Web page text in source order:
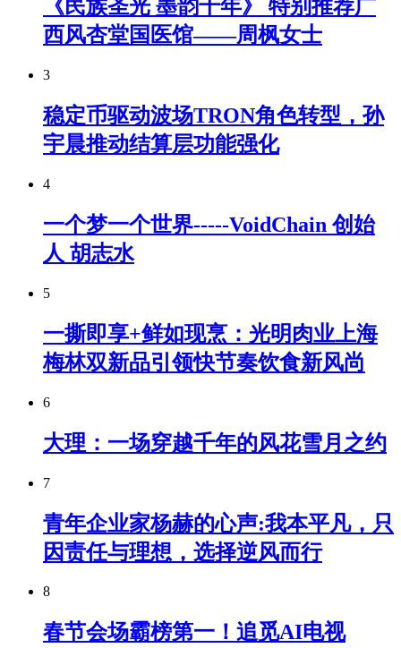
《民族圣光 墨韵千年》 特别推荐广
西风杏堂国医馆——周枫女士
3
稳定币驱动波场TRON角色转型，孙
宇晨推动结算层功能强化
4
一个梦一个世界-----VoidChain 创始
人 胡志水
5
一撕即享+鲜如现烹：光明肉业上海
梅林双新品引领快节奏饮食新风尚
6
大理：一场穿越千年的风花雪月之约
7
青年企业家杨赫的心声:我本平凡，只
因责任与理想，选择逆风而行
8
春节会场霸榜第一！追觅AI电视